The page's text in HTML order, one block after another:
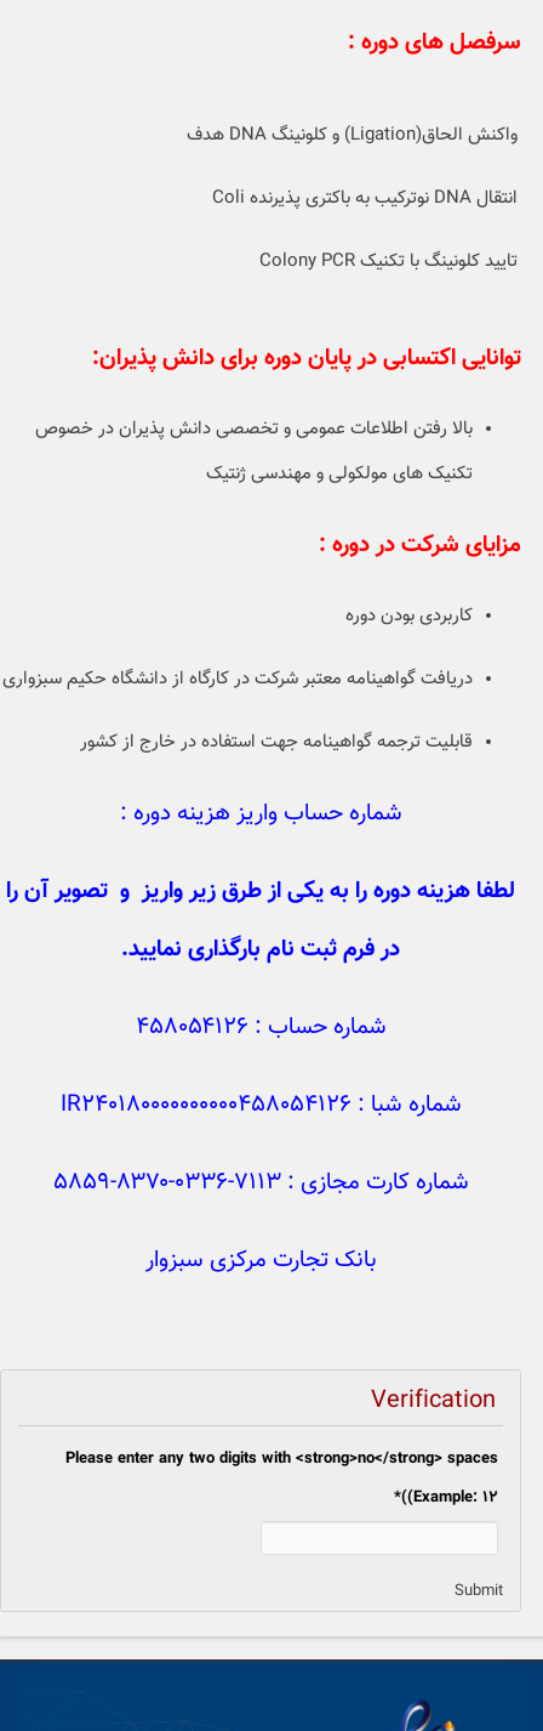
سرفصل های دوره :
واکنش الحاق(Ligation) و کلونینگ DNA هدف
انتقال DNA نوترکیب به باکتری پذیرنده Coli
تایید کلونینگ با تکنیک Colony PCR
توانایی اکتسابی در پایان دوره برای دانش پذیران:
بالا رفتن اطلاعات عمومی و تخصصی دانش پذیران در خصوص
تکنیک های مولکولی و مهندسی ژنتیک
مزایای شرکت در دوره :
کاربردی بودن دوره
دریافت گواهینامه معتبر شرکت در کارگاه از دانشگاه حکیم سبزواری
قابلیت ترجمه گواهینامه جهت استفاده در خارج از کشور
شماره حساب واریز هزینه دوره :
لطفا هزینه دوره را به یکی از طرق زیر واریز و تصویر آن را
در فرم ثبت نام بارگذاری نمایید.
شماره حساب : ۴۵۸۰۵۴۱۲۶
شماره شبا : IR240180000000000458054126
شماره کارت مجازی : ۷۱۱۳-۰۳۳۶-۸۳۷۰-۵۸۵۹
بانک تجارت مرکزی سبزوار
Verification
Please enter any two digits with <strong>no</strong> spaces
(Example: 12)
*
Submit